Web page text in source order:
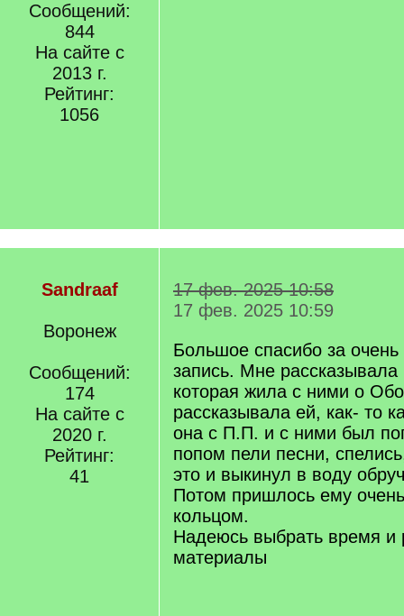
Сообщений:
844
На сайте с
2013 г.
Рейтинг:
1056
Sandraaf
Воронеж
Сообщений:
174
На сайте с
2020 г.
Рейтинг:
41
17 фев. 2025 10:58
17 фев. 2025 10:59
Большое спасибо за
запись. Мне
которая жила с ними о
рассказывала ей, как- то
она с П.П. и с ними был
попом пели песни,
это и выкинул в воду
Потом пришлось ему
кольцом.
Надеюсь выбрать время и
материалы